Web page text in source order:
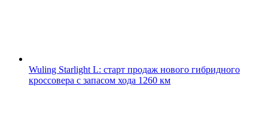
Wuling Starlight L: старт продаж нового гибридного
кроссовера с запасом хода 1260 км